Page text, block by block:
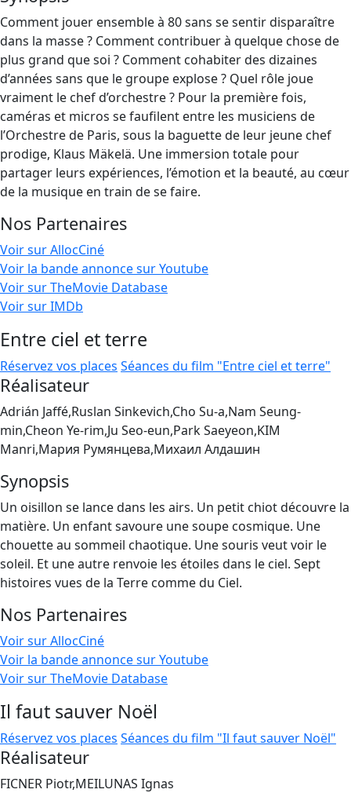
Comment jouer ensemble à 80 sans se sentir disparaître
dans la masse ? Comment contribuer à quelque chose de
plus grand que soi ? Comment cohabiter des dizaines
d’années sans que le groupe explose ? Quel rôle joue
vraiment le chef d’orchestre ? Pour la première fois,
caméras et micros se faufilent entre les musiciens de
l’Orchestre de Paris, sous la baguette de leur jeune chef
prodige, Klaus Mäkelä. Une immersion totale pour
partager leurs expériences, l’émotion et la beauté, au cœur
de la musique en train de se faire.
Nos Partenaires
Voir sur AllocCiné
Voir la bande annonce sur Youtube
Voir sur TheMovie Database
Voir sur IMDb
Entre ciel et terre
Réservez vos places Séances du film "Entre ciel et terre"
Réalisateur
Adrián Jaffé,Ruslan Sinkevich,Cho Su-a,Nam Seung-
min,Cheon Ye-rim,Ju Seo-eun,Park Saeyeon,KIM
Manri,Мария Румянцева,Михаил Алдашин
Synopsis
Un oisillon se lance dans les airs. Un petit chiot découvre la
matière. Un enfant savoure une soupe cosmique. Une
chouette au sommeil chaotique. Une souris veut voir le
soleil. Et une autre renvoie les étoiles dans le ciel. Sept
histoires vues de la Terre comme du Ciel.
Nos Partenaires
Voir sur AllocCiné
Voir la bande annonce sur Youtube
Voir sur TheMovie Database
Il faut sauver Noël
Réservez vos places Séances du film "Il faut sauver Noël"
Réalisateur
FICNER Piotr,MEILUNAS Ignas